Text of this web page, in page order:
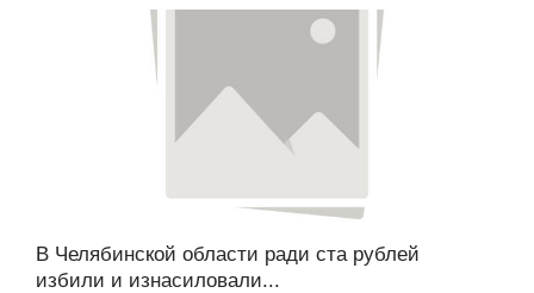
В Челябинской области ради ста рублей
избили и изнасиловали...